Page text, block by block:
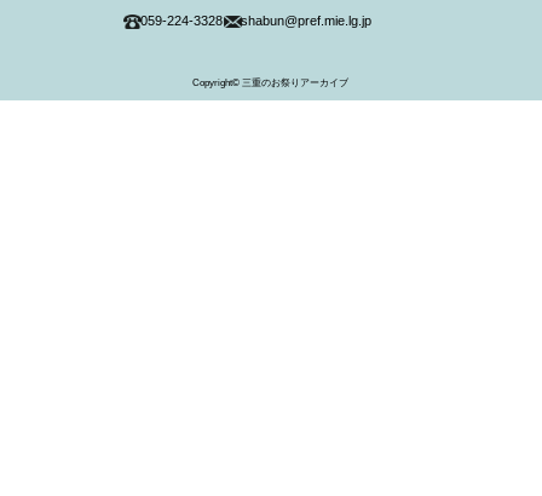
059-224-3328 shabun@pref.mie.lg.jp
Copyright© 三重のお祭りアーカイブ